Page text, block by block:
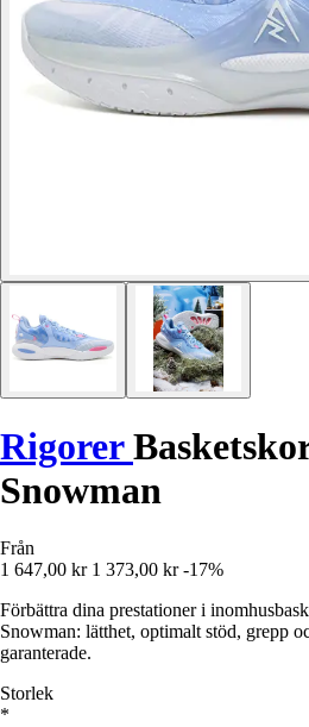
Rigorer
Snowman
Från
1 647,00 kr 1 373,00 kr -17%
Förbättra dina prestationer i
Snowman: lätthet, optimalt stöd, grepp
garanterade.
Storlek
*